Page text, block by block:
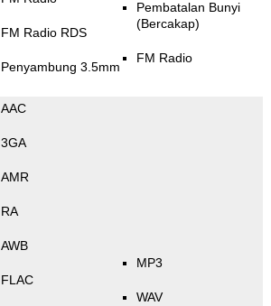
FM Radio RDS
Penyambung 3.5mm
Pembatalan Bunyi
(Bercakap)
FM Radio
AAC
3GA
AMR
RA
AWB
FLAC
MP3
WAV